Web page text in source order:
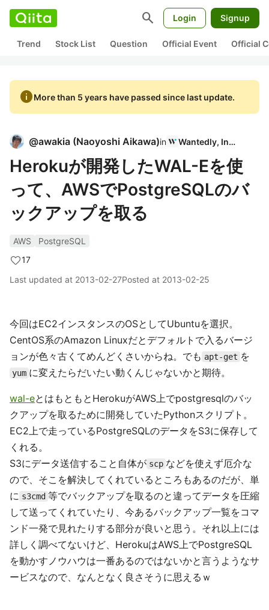
search Login Signup
Trend Stock List Question Official Event Official
infoMore than 5 years have passed since last update.
@awakia (Naoyoshi Aikawa)in Wantedly, Inc.
Herokuが開発したWAL-Eを使
って、AWSでPostgreSQLのバ
ックアップを取る
AWS
PostgreSQL
17
Last updated at 2013-02-27Posted at 2013-02-25
今回はEC2インスタンスのOSとしてUbuntuを選択。
CentOS系のAmazon Linuxだとデフォルトで入るバージ
ョンが色々古くてめんどくさいからね。でも apt-get を
yum に変えたらだいたい動くんじゃないかと期待。
wal-eとはもともとHerokuがAWS上でpostgresqlのバッ
クアップを取るために開発していたPythonスクリプト。
EC2上で走っているPostgreSQLのデータをS3に保存して
くれる。
S3にデータ送信すること自体が scp などを使えず厄介な
ので、そこを解決してくれているところもあるのだが、単
に s3cmd 等でバックアップを取るのと違ってデータを圧縮
して送ってくれていたり、今あるバックアップ一覧をコマ
ンド一発で見れたりする部分が良いと思う。それ以上には
詳しく調べてないけど、HerokuはAWS上でPostgreSQL
を動かすノウハウは一番あるのではないかと言うようなサ
ービスなので、なんとなく良さそうに思えるｗ